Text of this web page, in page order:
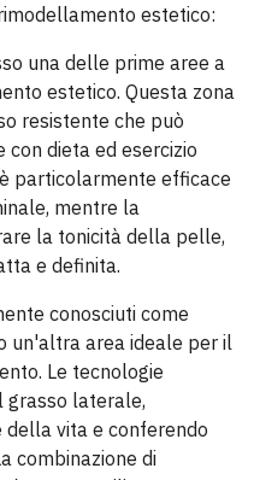
estetico:
una delle prime aree a
estetico. Questa zona
resistente che può
dieta ed esercizio
particolarmente efficace
mentre la
la tonicità della pelle,
e definita.
conosciuti come
un'altra area ideale per il
Le tecnologie
grasso laterale,
vita e conferendo
combinazione di